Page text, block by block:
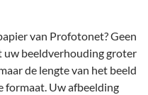
van Profotonet? Geen
uw beeldverhouding groter
de lengte van het beeld
formaat. Uw afbeelding